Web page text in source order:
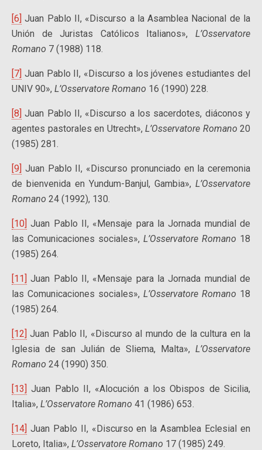
[6] Juan Pablo II, «Discurso a la Asamblea Nacional de la
Unión de Juristas Católicos Italianos», L’Osservatore
Romano 7 (1988) 118.
[7] Juan Pablo II, «Discurso a los jóvenes estudiantes del
UNIV 90», L’Osservatore Romano 16 (1990) 228.
[8] Juan Pablo II, «Discurso a los sacerdotes, diáconos y
agentes pastorales en Utrecht», L’Osservatore Romano 20
(1985) 281.
[9] Juan Pablo II, «Discurso pronunciado en la ceremonia
de bienvenida en Yundum-Banjul, Gambia», L’Osservatore
Romano 24 (1992), 130.
[10] Juan Pablo II, «Mensaje para la Jornada mundial de
las Comunicaciones sociales», L’Osservatore Romano 18
(1985) 264.
[11] Juan Pablo II, «Mensaje para la Jornada mundial de
las Comunicaciones sociales», L’Osservatore Romano 18
(1985) 264.
[12] Juan Pablo II, «Discurso al mundo de la cultura en la
Iglesia de san Julián de Sliema, Malta», L’Osservatore
Romano 24 (1990) 350.
[13] Juan Pablo II, «Alocución a los Obispos de Sicilia,
Italia», L’Osservatore Romano 41 (1986) 653.
[14] Juan Pablo II, «Discurso en la Asamblea Eclesial en
Loreto, Italia», L’Osservatore Romano 17 (1985) 249.